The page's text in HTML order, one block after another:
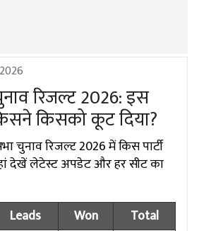
रिजल्ट 2026: इस
किसको कूट दिया?
चुनाव रिजल्ट 2026 में किस पार्टी
देखें लेटेस्ट अपडेट और हर सीट का
Leads Won
Total